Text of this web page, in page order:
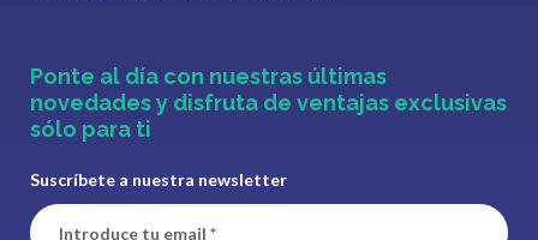
Ponte al día con nuestras últimas
novedades y disfruta de ventajas exclusivas
sólo para ti
Suscríbete a nuestra newsletter